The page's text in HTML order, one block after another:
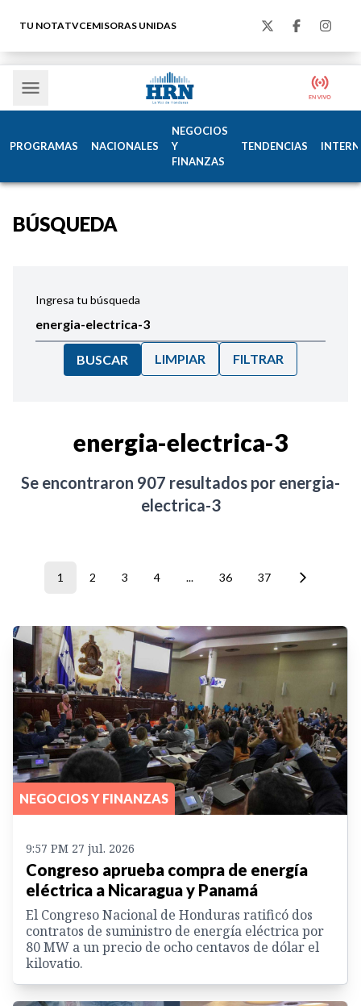
TU NOTATVCEMISORAS UNIDAS
PROGRAMAS NACIONALES
NEGOCIOS
Y
FINANZAS
TENDENCIAS
BÚSQUEDA
Ingresa tu búsqueda
BUSCAR LIMPIAR FILTRAR
energia-electrica-3
Se encontraron 907 resultados por energia-
electrica-3
1 2 3 4 ... 36 37
NEGOCIOS Y FINANZAS
9:57 PM 27 jul. 2026
Congreso aprueba compra de energía
eléctrica a Nicaragua y Panamá
El Congreso Nacional de Honduras ratificó dos
contratos de suministro de energía eléctrica por
80 MW a un precio de ocho centavos de dólar el
kilovatio.